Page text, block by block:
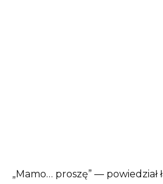
„Mamo… proszę” — powiedział